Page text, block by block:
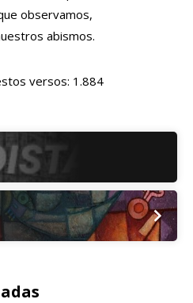
observamos,
abismos.
versos: 1.884